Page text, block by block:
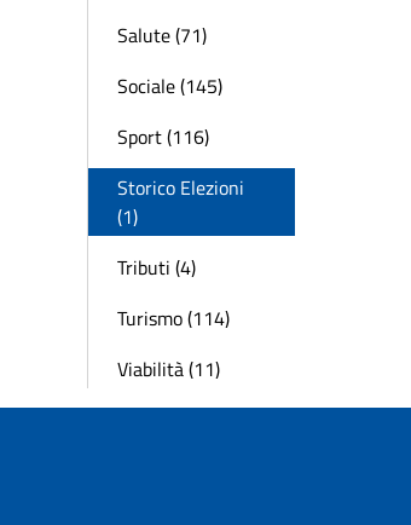
Salute (71)
Sociale (145)
Sport (116)
Storico Elezioni
(1)
Tributi (4)
Turismo (114)
Viabilità (11)